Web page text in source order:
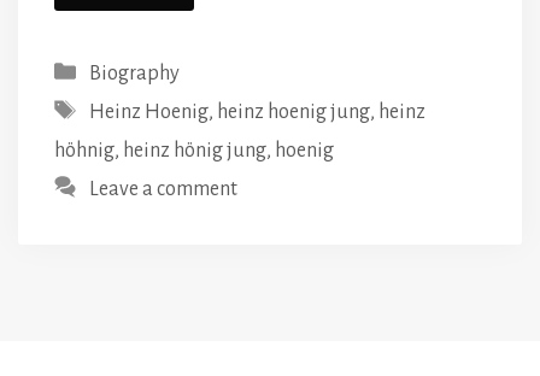
Categories
Biography
Tags
Heinz Hoenig, heinz hoenig jung, heinz
höhnig, heinz hönig jung, hoenig
Leave a comment